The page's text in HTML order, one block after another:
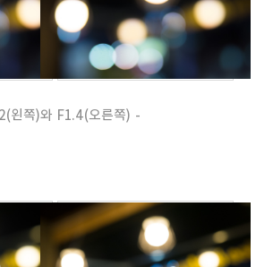
왼쪽)와 F1.4(오른쪽) -